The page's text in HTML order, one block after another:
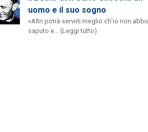
uomo e il suo sogno
«Altri potrà servirli meglio ch’io non
saputo e... (Leggi tutto)